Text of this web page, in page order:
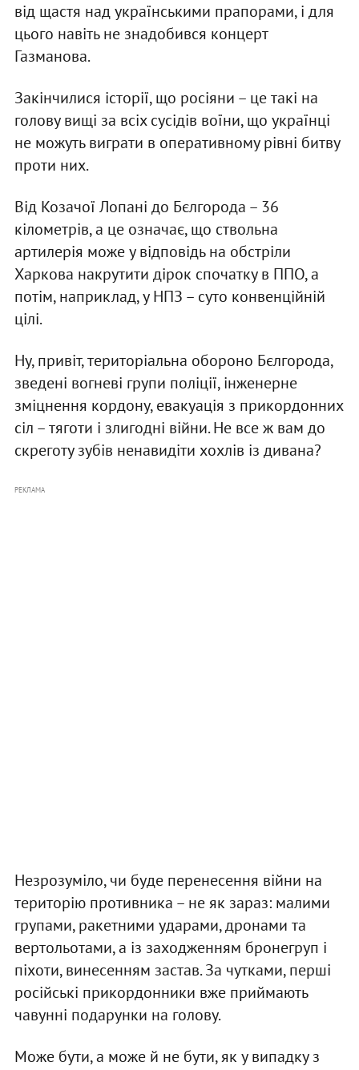
від щастя над українськими прапорами, і для
цього навіть не знадобився концерт
Газманова.
Закінчилися історії, що росіяни – це такі на
голову вищі за всіх сусідів воїни, що українці
не можуть виграти в оперативному рівні битву
проти них.
Від Козачої Лопані до Бєлгорода – 36
кілометрів, а це означає, що ствольна
артилерія може у відповідь на обстріли
Харкова накрутити дірок спочатку в ППО, а
потім, наприклад, у НПЗ – суто конвенційній
цілі.
Ну, привіт, територіальна обороно Бєлгорода,
зведені вогневі групи поліції, інженерне
зміцнення кордону, евакуація з прикордонних
сіл – тяготи і злигодні війни. Не все ж вам до
скреготу зубів ненавидіти хохлів із дивана?
РЕКЛАМА
Незрозуміло, чи буде перенесення війни на
територію противника – не як зараз: малими
групами, ракетними ударами, дронами та
вертольотами, а із заходженням бронегруп і
піхоти, винесенням застав. За чутками, перші
російські прикордонники вже приймають
чавунні подарунки на голову.
Може бути, а може й не бути, як у випадку з